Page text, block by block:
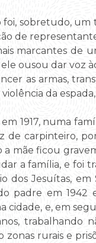
foi, sobretudo, um
de
marcantes de
ousou dar voz
as armas,
da
em 1917, numa
de carpinteiro,
a mãe ficou
a família, e foi
dos Jesuítas,
padre em 1942
cidade, e, em
trabalhando
zonas rurais e